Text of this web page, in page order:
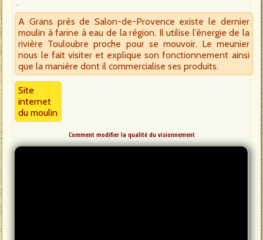
A Grans près de Salon-de-Provence existe le dernier
moulin à farine à eau de la région. Il utilise l’énergie de la
rivière Touloubre proche pour se mouvoir. Le meunier
nous le fait visiter et explique son fonctionnement ainsi
que la manière dont il commercialise ses produits.
Site
internet
du moulin
Comment modifier la qualité du visionnement